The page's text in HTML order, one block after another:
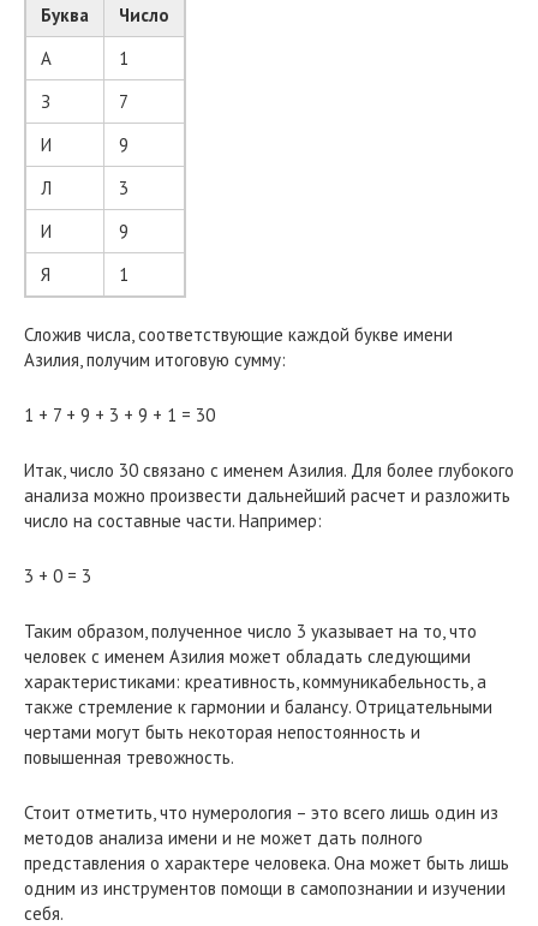
Буква
Число
А
1
З
7
И
9
Л
3
И
9
Я
1
Сложив числа, соответствующие каждой букве имени
Азилия, получим итоговую сумму:
1 + 7 + 9 + 3 + 9 + 1 = 30
Итак, число 30 связано с именем Азилия. Для более глубокого
анализа можно произвести дальнейший расчет и разложить
число на составные части. Например:
3 + 0 = 3
Таким образом, полученное число 3 указывает на то, что
человек с именем Азилия может обладать следующими
характеристиками: креативность, коммуникабельность, а
также стремление к гармонии и балансу. Отрицательными
чертами могут быть некоторая непостоянность и
повышенная тревожность.
Стоит отметить, что нумерология – это всего лишь один из
методов анализа имени и не может дать полного
представления о характере человека. Она может быть лишь
одним из инструментов помощи в самопознании и изучении
себя.